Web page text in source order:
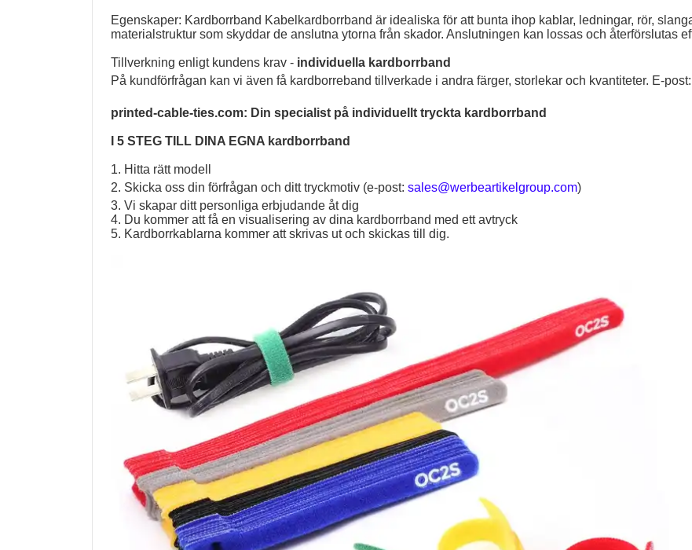
Egenskaper: Kardborrband Kabelkardborrband är idealiska för att bunta ihop kablar, ledningar, rör,
materialstruktur som skyddar de anslutna ytorna från skador. Anslutningen kan lossas och återförslutas
Tillverkning enligt kundens krav - individuella kardborrband
På kundförfrågan kan vi även få kardborreband tillverkade i andra färger, storlekar och kvantiteter. E-
printed-cable-ties.com: Din specialist på individuellt tryckta kardborrband
I 5 STEG TILL DINA EGNA kardborrband
1. Hitta rätt modell
2. Skicka oss din förfrågan och ditt tryckmotiv (e-post:sales@werbeartikelgroup.com)
3. Vi skapar ditt personliga erbjudande åt dig
4. Du kommer att få en visualisering av dina kardborrband med ett avtryck
5. Kardborrkablarna kommer att skrivas ut och skickas till dig.